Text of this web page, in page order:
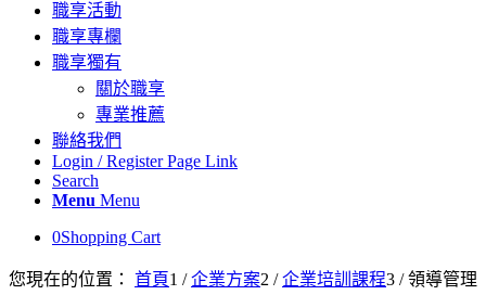
職享活動
職享專欄
職享獨有
關於職享
專業推薦
聯絡我們
Login / Register Page Link
Search
Menu Menu
0Shopping Cart
您現在的位置： 首頁1 / 企業方案2 / 企業培訓課程3 / 領導管理